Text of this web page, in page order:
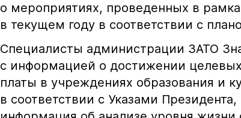
о мероприятиях, проведенных в
в текущем году в соответствии с
Специалисты администрации ЗАТО
с информацией о достижении целевых
платы в учреждениях образования и
в соответствии с Указами